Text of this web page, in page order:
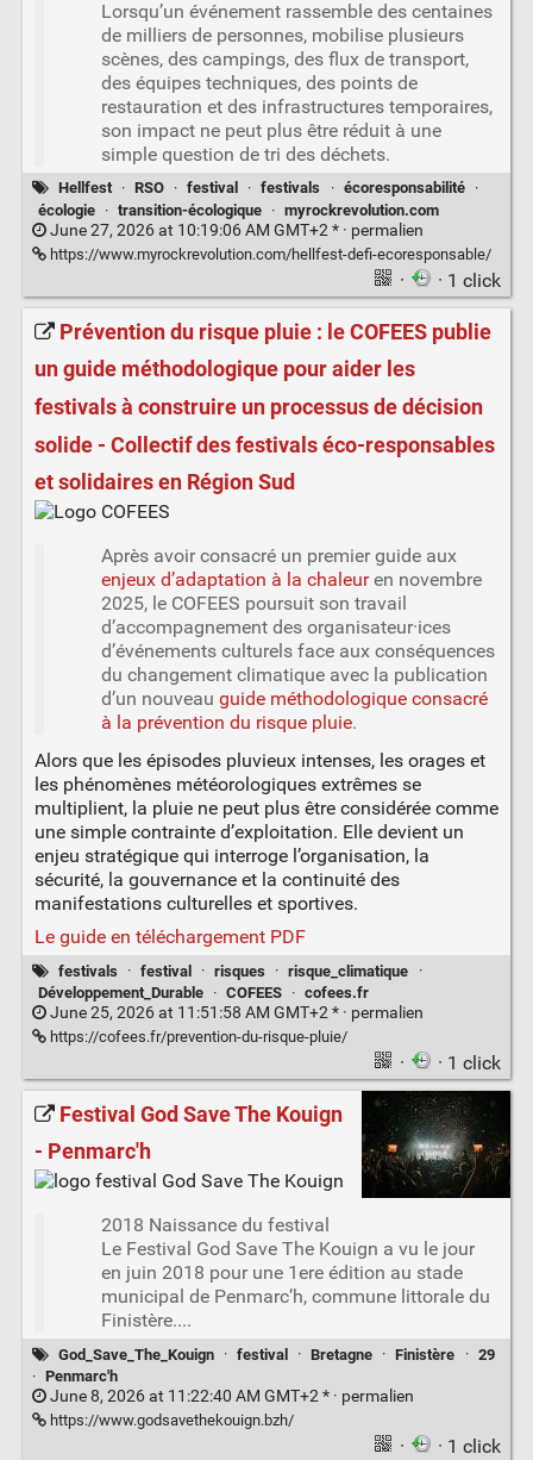
Lorsqu’un événement rassemble des centaines
de milliers de personnes, mobilise plusieurs
scènes, des campings, des flux de transport,
des équipes techniques, des points de
restauration et des infrastructures temporaires,
son impact ne peut plus être réduit à une
simple question de tri des déchets.
Hellfest · RSO · festival · festivals · écoresponsabilité
·
écologie
· transition-écologique · myrockrevolution.com
June 27, 2026 at 10:19:06 AM GMT+2 * · permalien
https://www.myrockrevolution.com/hellfest-defi-ecoresponsable/
· · 1 click
Prévention du risque pluie : le COFEES publie
un guide méthodologique pour aider les
festivals à construire un processus de décision
solide - Collectif des festivals éco-responsables
et solidaires en Région Sud
Après avoir consacré un premier guide aux
enjeux d’adaptation à la chaleuren novembre
2025, le COFEES poursuit son travail
d’accompagnement des organisateur·ices
d’événements culturels face aux conséquences
du changement climatique avec la publication
d’un nouveau guide méthodologique consacré
à la prévention du risque pluie.
Alors que les épisodes pluvieux intenses, les orages et
les phénomènes météorologiques extrêmes se
multiplient, la pluie ne peut plus être considérée comme
une simple contrainte d’exploitation. Elle devient un
enjeu stratégique qui interroge l’organisation, la
sécurité, la gouvernance et la continuité des
manifestations culturelles et sportives.
Le guide en téléchargement PDF
festivals · festival · risques · risque_climatique
·
Développement_Durable
· COFEES · cofees.fr
June 25, 2026 at 11:51:58 AM GMT+2 * · permalien
https://cofees.fr/prevention-du-risque-pluie/
· · 1 click
Festival God Save The Kouign
- Penmarc'h
2018 Naissance du festival
Le Festival God Save The Kouign a vu le jour
en juin 2018 pour une 1ere édition au stade
municipal de Penmarc’h, commune littorale du
Finistère....
God_Save_The_Kouign · festival · Bretagne · Finistère · 29
· Penmarc'h
June 8, 2026 at 11:22:40 AM GMT+2 * · permalien
https://www.godsavethekouign.bzh/
· · 1 click